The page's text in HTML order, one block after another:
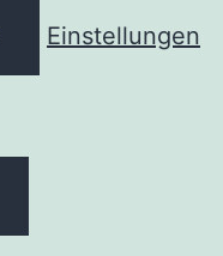
Einstellungen